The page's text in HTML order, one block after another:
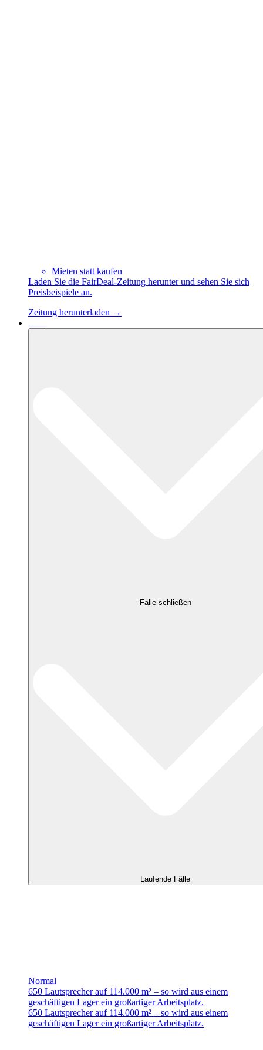
Mieten statt kaufen
Laden Sie die FairDeal-Zeitung herunter und sehen Sie sich
Preisbeispiele an.
Zeitung herunterladen →
Fälle schließen
Laufende Fälle
Normal
650 Lautsprecher auf 114.000 m² – so wird aus einem
geschäftigen Lager ein großartiger Arbeitsplatz.
650 Lautsprecher auf 114.000 m² – so wird aus einem
geschäftigen Lager ein großartiger Arbeitsplatz.